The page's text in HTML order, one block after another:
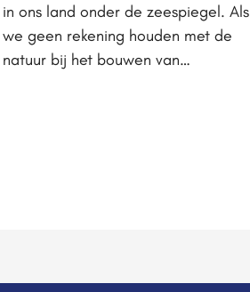
in ons land onder de zeespiegel. Als
we geen rekening houden met de
natuur bij het bouwen van…